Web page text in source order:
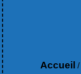
Accueil /